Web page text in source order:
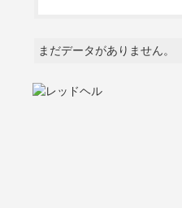
まだデータがありません。